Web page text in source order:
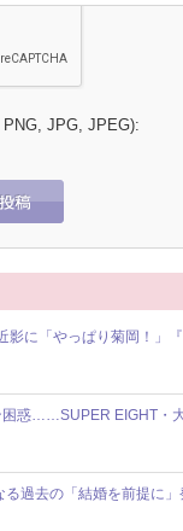
JPG, JPEG):
に「やっぱり菊岡！」
困惑……SUPER EIGHT・
過去の「結婚を前提に